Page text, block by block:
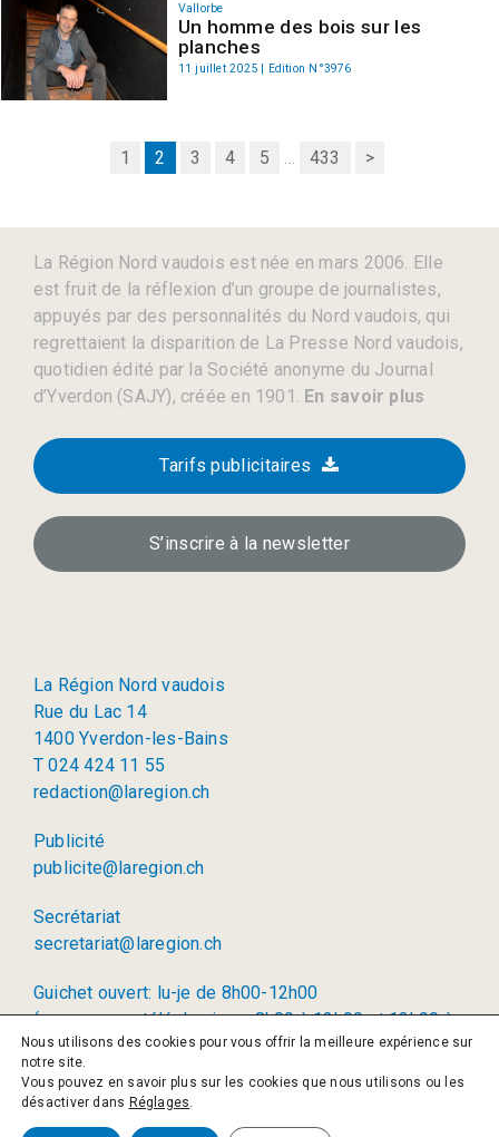
Vallorbe
Un homme des bois sur les
planches
11 juillet 2025 | Edition N°3976
1 2 3 4 5 ... 433 >
La Région Nord vaudois est née en mars 2006. Elle
est fruit de la réflexion d’un groupe de journalistes,
appuyés par des personnalités du Nord vaudois, qui
regrettaient la disparition de La Presse Nord vaudois,
quotidien édité par la Société anonyme du Journal
d’Yverdon (SAJY), créée en 1901. En savoir plus
Tarifs publicitaires
S’inscrire à la newsletter
La Région Nord vaudois
Rue du Lac 14
1400 Yverdon-les-Bains
T 024 424 11 55
redaction@laregion.ch
Publicité
publicite@laregion.ch
Secrétariat
secretariat@laregion.ch
Guichet ouvert: lu-je de 8h00-12h00
(permanence téléphonique: 8h00 à 12h00 et 13h00 à
17h00)
© 2026 La Région SA
Politique de confidentialité
Nous utilisons des cookies pour vous offrir la meilleure expérience sur
notre site.
Vous pouvez en savoir plus sur les cookies que nous utilisons ou les
désactiver dans Réglages.